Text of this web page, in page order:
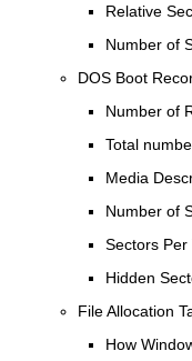
Relative
Number of
DOS Boot
Number of
Total
Media
Number of
Sectors
Hidden
File Allocation
How